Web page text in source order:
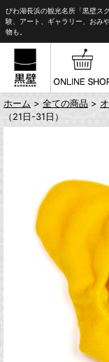
びわ湖長浜の観光名所「黒壁ス
験、アート、ギャラリー、おみ
物も。
ホーム > 全ての商品 >
（21日-31日）